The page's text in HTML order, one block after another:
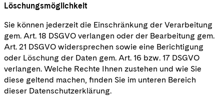
Löschungsmöglichkeit
Sie können jederzeit die Einschränkung der Verarbeitung
gem. Art. 18 DSGVO verlangen oder der Bearbeitung gem.
Art. 21 DSGVO widersprechen sowie eine Berichtigung
oder Löschung der Daten gem. Art. 16 bzw. 17 DSGVO
verlangen. Welche Rechte Ihnen zustehen und wie Sie
diese geltend machen, finden Sie im unteren Bereich
dieser Datenschutzerklärung.